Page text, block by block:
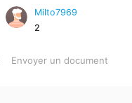
Milto7969
2
Envoyer un document